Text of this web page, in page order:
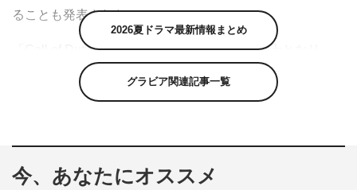
ることも発表された。
「Call of Duty」シリーズは、プレーヤーが兵士となり
様々な戦争を体験していく、ファーストパーソン・シュー
ティングゲーム。「Call of Duty: Mobile」では、過去に登
2026夏ドラマ最新情報まとめ
グラビア関連記事一覧
今、あなたにオススメ